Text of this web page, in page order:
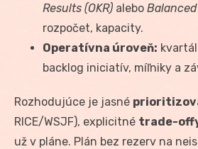
Results (OKR) alebo
rozpočet, kapacity.
Operatívna úroveň:
backlog iniciatív, míľniky a
Rozhodujúce je jasné
RICE/WSJF), explicitné trade-
už v pláne. Plán bez rezerv na